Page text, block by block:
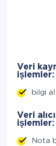
Veri
işlemler:
bilgi al
Veri
işlemler:
Nota